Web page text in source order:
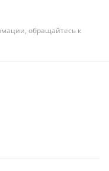
обращайтесь к